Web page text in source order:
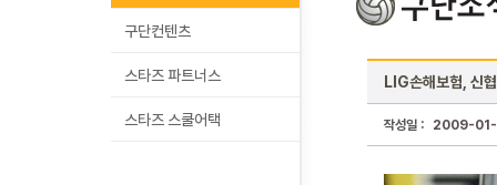
구단컨텐츠
스타즈 파트너스
스타즈 스쿨어택
LIG손해보험, 신
작성일 : 2009-